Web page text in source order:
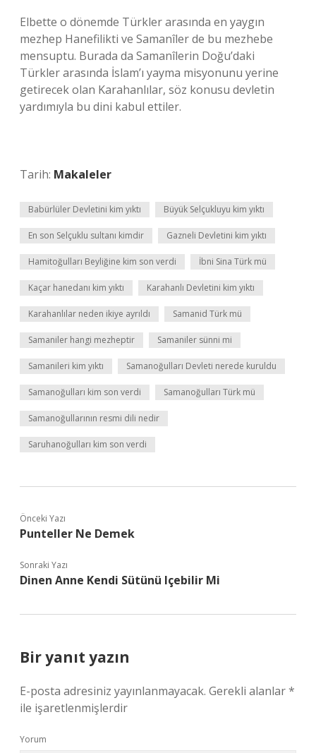
Elbette o dönemde Türkler arasında en yaygın
mezhep Hanefilikti ve Samanîler de bu mezhebe
mensuptu. Burada da Samanîlerin Doğu’daki
Türkler arasında İslam’ı yayma misyonunu yerine
getirecek olan Karahanlılar, söz konusu devletin
yardımıyla bu dini kabul ettiler.
Tarih: Makaleler
Babürlüler Devletini kim yıktı Büyük Selçukluyu kim yıktı
En son Selçuklu sultanı kimdir Gazneli Devletini kim yıktı
Hamitoğulları Beyliğine kim son verdi İbni Sina Türk mü
Kaçar hanedanı kim yıktı Karahanlı Devletini kim yıktı
Karahanlılar neden ikiye ayrıldı Samanid Türk mü
Samaniler hangi mezheptir Samaniler sünni mi
Samanileri kim yıktı Samanoğulları Devleti nerede kuruldu
Samanoğulları kim son verdi Samanoğulları Türk mü
Samanoğullarının resmi dili nedir
Saruhanoğulları kim son verdi
Önceki Yazı
Punteller Ne Demek
Sonraki Yazı
Dinen Anne Kendi Sütünü Içebilir Mi
Bir yanıt yazın
E-posta adresiniz yayınlanmayacak. Gerekli alanlar*
ile işaretlenmişlerdir
Yorum